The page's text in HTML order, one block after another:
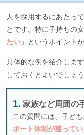
人を採用するにあたっ
とです。特に子持ちの
たい」というポイント
具体的な例を紹介しま
しておくとよいでしょう
家族など周囲の
この質問には、子ど
ポート体制が整って